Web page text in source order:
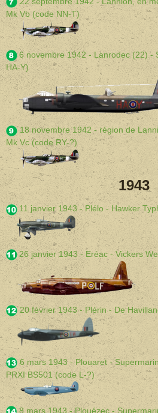
Mk Vb (code NN-T)
6 novembre 1942 - Lanrodec (22) -
HA-Y)
18 novembre 1942 - région de
Mk Vc (code RY-?)
1943
11 janvier 1943 - Plélo - Hawker
26 janvier 1943 - Eréac - Vickers
20 février 1943 - Plérin - De
6 mars 1943 - Plouaret -
PRXI BS501 (code L-?)
8 mars 1943 - Plouézec -